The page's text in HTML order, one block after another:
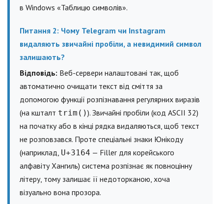
в Windows «Таблицю символів».
Питання 2: Чому Telegram чи Instagram
видаляють звичайні пробіли, а невидимий символ
залишають?
Відповідь: Веб-сервери налаштовані так, щоб
автоматично очищати текст від сміття за
допомогою функції розпізнавання регулярних виразів
(на кшталт trim()). Звичайні пробіли (код ASCII 32)
на початку або в кінці рядка видаляються, щоб текст
не розповзався. Проте спеціальні знаки Юнікоду
(наприклад, U+3164 — Filler для корейського
алфавіту Хангиль) система розпізнає як повноцінну
літеру, тому залишає її недоторканою, хоча
візуально вона прозора.